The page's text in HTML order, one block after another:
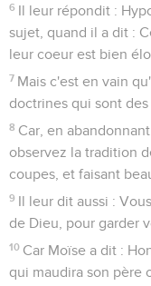
6 Il leur répondit :
sujet, quand il a dit :
leur coeur est bien
7 Mais c'est en vain
doctrines qui sont
8 Car, en
observez la tradition
coupes, et faisant
9 Il leur dit aussi :
de Dieu, pour garder
10 Car Moïse a dit :
qui maudira son père